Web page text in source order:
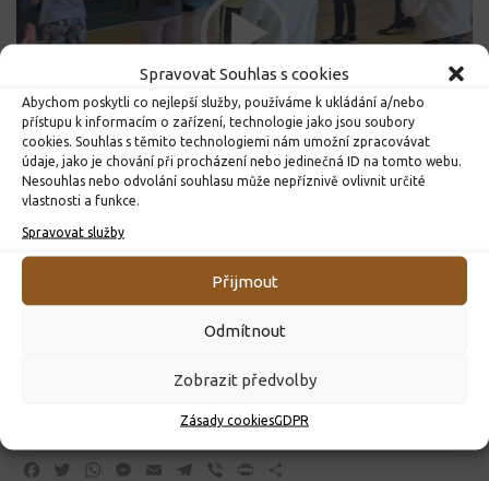
Spravovat Souhlas s cookies
Abychom poskytli co nejlepší služby, používáme k ukládání a/nebo
přístupu k informacím o zařízení, technologie jako jsou soubory
cookies. Souhlas s těmito technologiemi nám umožní zpracovávat
údaje, jako je chování při procházení nebo jedinečná ID na tomto webu.
Nesouhlas nebo odvolání souhlasu může nepříznivě ovlivnit určité
vlastnosti a funkce.
Spravovat služby
Přijmout
Odmítnout
Zobrazit předvolby
Zásady cookiesGDPR
Facebook
TwitterWhatsApp
Messenger
Email Telegram
Viber Print